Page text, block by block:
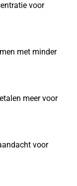
voor
met minder
meer voor
voor